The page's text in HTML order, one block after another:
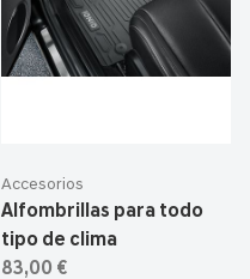
Accesorios
Alfombrillas para todo
tipo de clima
83,00 €